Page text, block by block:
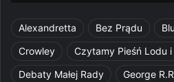
Alexandretta Bez Prądu
Crowley
Czytamy Pieśń Lodu i
Debaty Małej Rady
George